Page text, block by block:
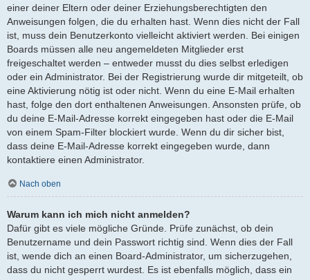
einer deiner Eltern oder deiner Erziehungsberechtigten den
Anweisungen folgen, die du erhalten hast. Wenn dies nicht der Fall
ist, muss dein Benutzerkonto vielleicht aktiviert werden. Bei einigen
Boards müssen alle neu angemeldeten Mitglieder erst
freigeschaltet werden – entweder musst du dies selbst erledigen
oder ein Administrator. Bei der Registrierung wurde dir mitgeteilt, ob
eine Aktivierung nötig ist oder nicht. Wenn du eine E-Mail erhalten
hast, folge den dort enthaltenen Anweisungen. Ansonsten prüfe, ob
du deine E-Mail-Adresse korrekt eingegeben hast oder die E-Mail
von einem Spam-Filter blockiert wurde. Wenn du dir sicher bist,
dass deine E-Mail-Adresse korrekt eingegeben wurde, dann
kontaktiere einen Administrator.
Nach oben
Warum kann ich mich nicht anmelden?
Dafür gibt es viele mögliche Gründe. Prüfe zunächst, ob dein
Benutzername und dein Passwort richtig sind. Wenn dies der Fall
ist, wende dich an einen Board-Administrator, um sicherzugehen,
dass du nicht gesperrt wurdest. Es ist ebenfalls möglich, dass ein